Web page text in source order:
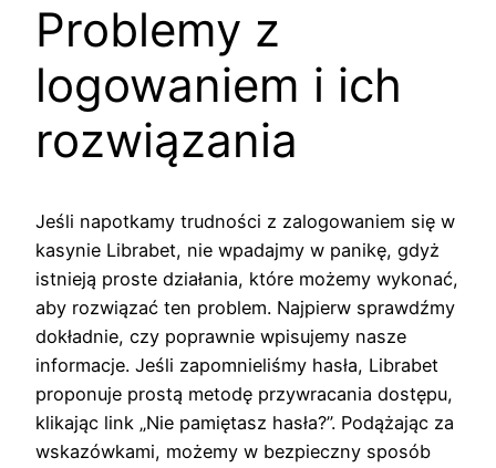
Problemy z
logowaniem i ich
rozwiązania
Jeśli napotkamy trudności z zalogowaniem się w
kasynie Librabet, nie wpadajmy w panikę, gdyż
istnieją proste działania, które możemy wykonać,
aby rozwiązać ten problem. Najpierw sprawdźmy
dokładnie, czy poprawnie wpisujemy nasze
informacje. Jeśli zapomnieliśmy hasła, Librabet
proponuje prostą metodę przywracania dostępu,
klikając link „Nie pamiętasz hasła?”. Podążając za
wskazówkami, możemy w bezpieczny sposób